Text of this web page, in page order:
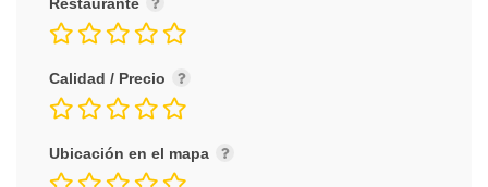
Calidad / Precio
Ubicación en el mapa